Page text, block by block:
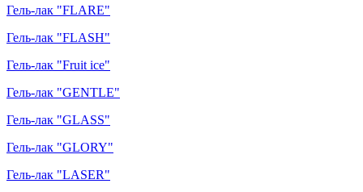
Гель-лак "FLARE"
Гель-лак "FLASH"
Гель-лак "Fruit ice"
Гель-лак "GENTLE"
Гель-лак "GLASS"
Гель-лак "GLORY"
Гель-лак "LASER"